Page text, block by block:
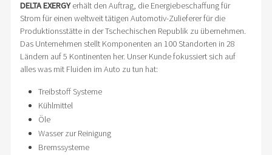
DELTA EXERGYerhält den Auftrag, die Energiebeschaffung für
Strom für einen weltweit tätigen Automotiv-Zulieferer für die
Produktionsstätte in der Tschechischen Republik zu übernehmen.
Das Unternehmen stellt Komponenten an 100 Standorten in 28
Ländern auf 5 Kontinenten her. Unser Kunde fokussiert sich auf
alles was mit Fluiden im Auto zu tun hat:
Treibstoff Systeme
Kühlmittel
Öle
Wasser zur Reinigung
Bremssysteme